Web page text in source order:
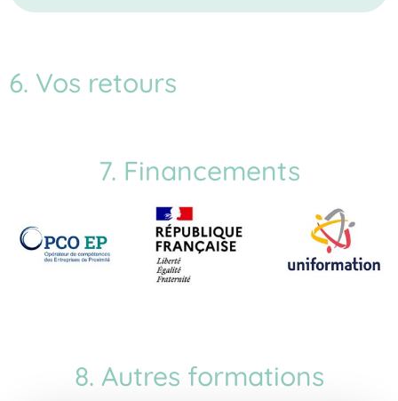
6. Vos retours
7. Financements
8. Autres formations